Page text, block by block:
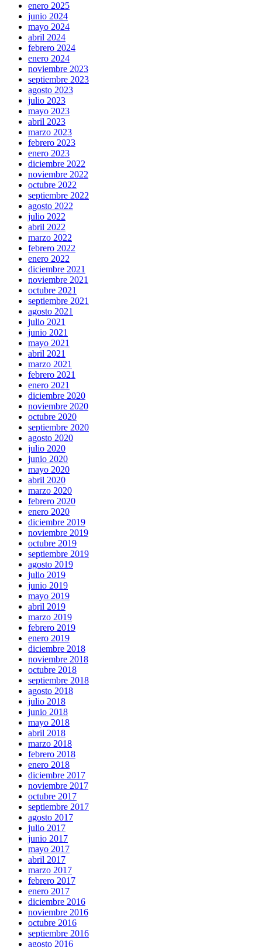
enero 2025
junio 2024
mayo 2024
abril 2024
febrero 2024
enero 2024
noviembre 2023
septiembre 2023
agosto 2023
julio 2023
mayo 2023
abril 2023
marzo 2023
febrero 2023
enero 2023
diciembre 2022
noviembre 2022
octubre 2022
septiembre 2022
agosto 2022
julio 2022
abril 2022
marzo 2022
febrero 2022
enero 2022
diciembre 2021
noviembre 2021
octubre 2021
septiembre 2021
agosto 2021
julio 2021
junio 2021
mayo 2021
abril 2021
marzo 2021
febrero 2021
enero 2021
diciembre 2020
noviembre 2020
octubre 2020
septiembre 2020
agosto 2020
julio 2020
junio 2020
mayo 2020
abril 2020
marzo 2020
febrero 2020
enero 2020
diciembre 2019
noviembre 2019
octubre 2019
septiembre 2019
agosto 2019
julio 2019
junio 2019
mayo 2019
abril 2019
marzo 2019
febrero 2019
enero 2019
diciembre 2018
noviembre 2018
octubre 2018
septiembre 2018
agosto 2018
julio 2018
junio 2018
mayo 2018
abril 2018
marzo 2018
febrero 2018
enero 2018
diciembre 2017
noviembre 2017
octubre 2017
septiembre 2017
agosto 2017
julio 2017
junio 2017
mayo 2017
abril 2017
marzo 2017
febrero 2017
enero 2017
diciembre 2016
noviembre 2016
octubre 2016
septiembre 2016
agosto 2016